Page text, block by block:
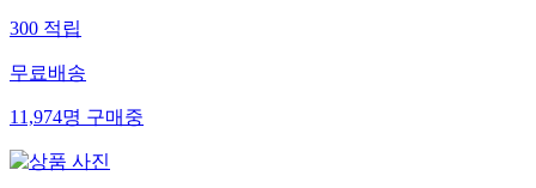
300적립
무료배송
11,974명구매중